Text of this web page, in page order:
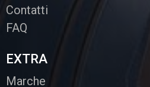
Contatti
FAQ
EXTRA
Marche